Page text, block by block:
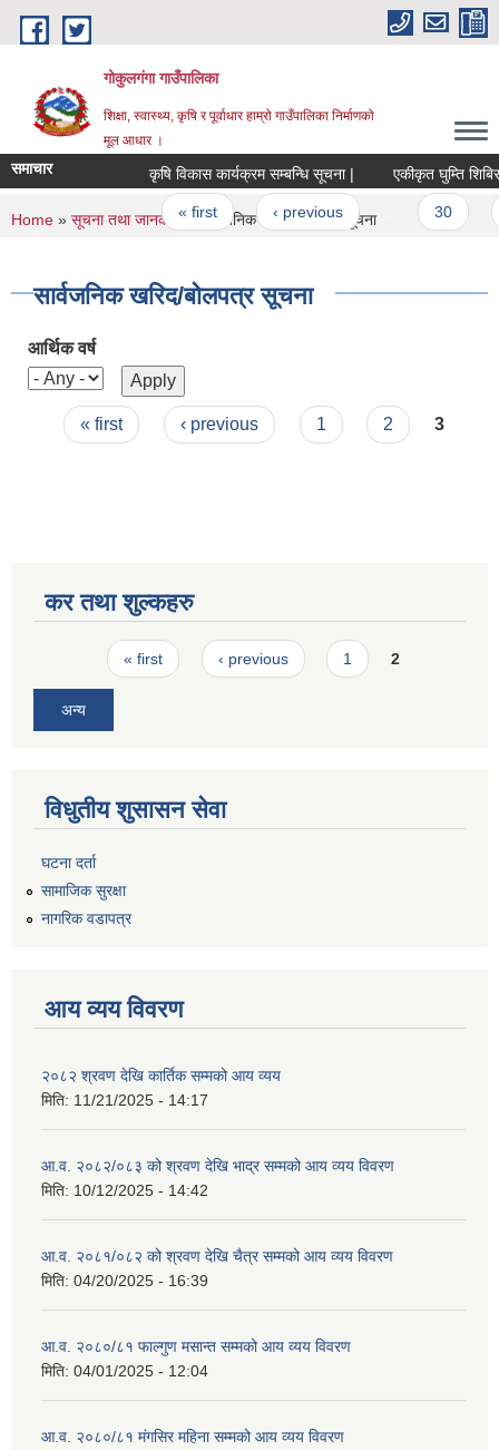
Skip to main content
गोकुलगंगा गाउँपालिका
शिक्षा, स्वास्थ्य, कृषि र पूर्वाधार हाम्रो गाउँपालिका निर्माणको
मूल आधार ।
समाचार कृषि विकास कार्यक्रम सम्बन्धि सूचना | एकीकृत घुम्ति
Pages
« first ‹ previous … 30
You are here
Home » सूचना तथा जानकारी» सार्वजनिक खरिद/बोलपत्र सूचना
सार्वजनिक खरिद/बोलपत्र सूचना
आर्थिक वर्ष
Pages
« first ‹ previous 1 2 3
कर तथा शुल्कहरु
Pages« first ‹ previous 1 2
अन्य
विधुतीय शुसासन सेवा
घटना दर्ता
सामाजिक सुरक्षा
नागरिक वडापत्र
आय व्यय विवरण
२०८२ श्रवण देखि कार्तिक सम्मको आय व्यय
मिति: 11/21/2025 - 14:17
आ.व. २०८२/०८३ को श्रवण देखि भाद्र सम्मको आय व्यय विवरण
मिति: 10/12/2025 - 14:42
आ.व. २०८१/०८२ को श्रवण देखि चैत्र सम्मको आय व्यय विवरण
मिति: 04/20/2025 - 16:39
आ.व. २०८०/८१ फाल्गुण मसान्त सम्मको आय व्यय विवरण
मिति: 04/01/2025 - 12:04
आ.व. २०८०/८१ मंगसिर महिना सम्मको आय व्यय विवरण